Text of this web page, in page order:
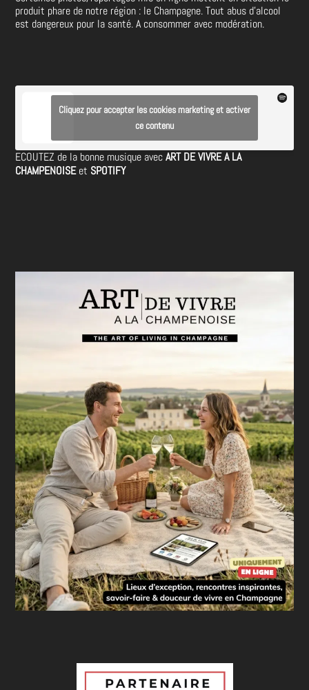
produit phare de notre région : le Champagne. Tout abus d’alcool
est dangereux pour la santé. A consommer avec modération.
Cliquez pour accepter les cookies marketing et activer
ce contenu
ECOUTEZ de la bonne musique avecART DE VIVRE A LA
CHAMPENOISEet SPOTIFY